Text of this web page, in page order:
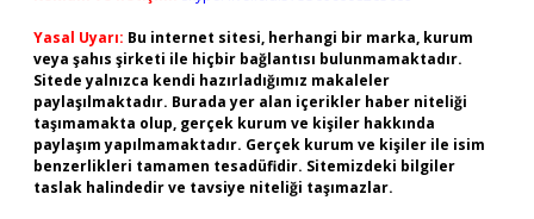
Yasal Uyarı: Bu internet sitesi, herhangi bir marka, kurum
veya şahıs şirketi ile hiçbir bağlantısı bulunmamaktadır.
Sitede yalnızca kendi hazırladığımız makaleler
paylaşılmaktadır. Burada yer alan içerikler haber niteliği
taşımamakta olup, gerçek kurum ve kişiler hakkında
paylaşım yapılmamaktadır. Gerçek kurum ve kişiler ile isim
benzerlikleri tamamen tesadüfidir. Sitemizdeki bilgiler
taslak halindedir ve tavsiye niteliği taşımazlar.